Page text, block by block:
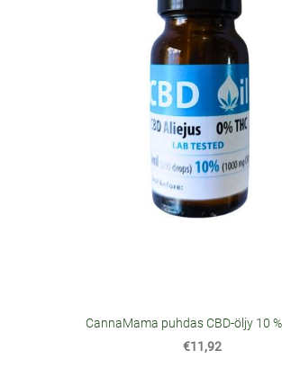
CannaMama puhdas CBD-öljy 10
€11,92